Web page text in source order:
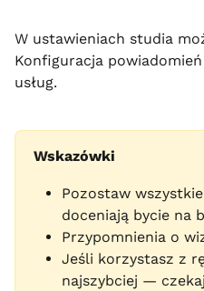
W ustawieniach studia
Konfiguracja
usług.
Wskazówki
Pozostaw
doceniają bycie na
Przypomnienia o
Jeśli korzystasz z
najszybciej —